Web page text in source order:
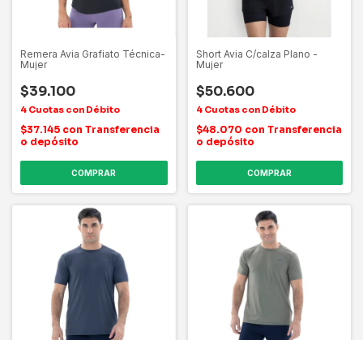
Remera Avia Grafiato Técnica-
Mujer
$39.100
$37.145 con Transferencia
o depósito
COMPRAR
Short Avia C/calza Plano -
Mujer
$50.600
$48.070 con Transferencia
o depósito
COMPRAR